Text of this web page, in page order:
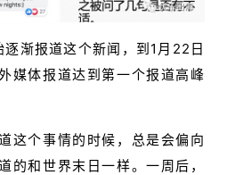
渐报道这个新闻，到1月22日
媒体报道达到第一个报道高峰
这个事情的时候，总是会偏向
的和世界末日一样。一周后，